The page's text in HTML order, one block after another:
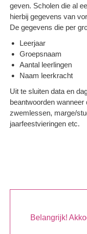
geven. Scholen die al
hierbij gegevens van
De gegevens die per
Leerjaar
Groepsnaam
Aantal leerlingen
Naam leerkracht
Uit te sluiten data en
beantwoorden
zwemlessen, marge/
jaarfeestvieringen etc.
Belangrijk!